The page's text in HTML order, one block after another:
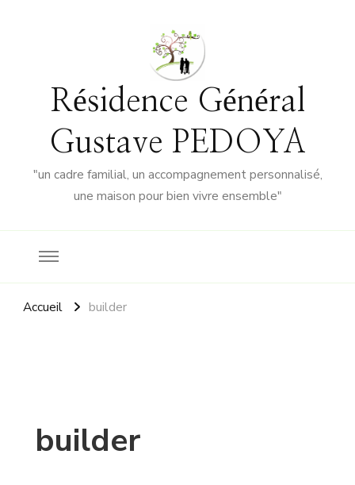
Résidence Général
Gustave PEDOYA
"un cadre familial, un accompagnement personnalisé,
une maison pour bien vivre ensemble"
Accueil builder
builder